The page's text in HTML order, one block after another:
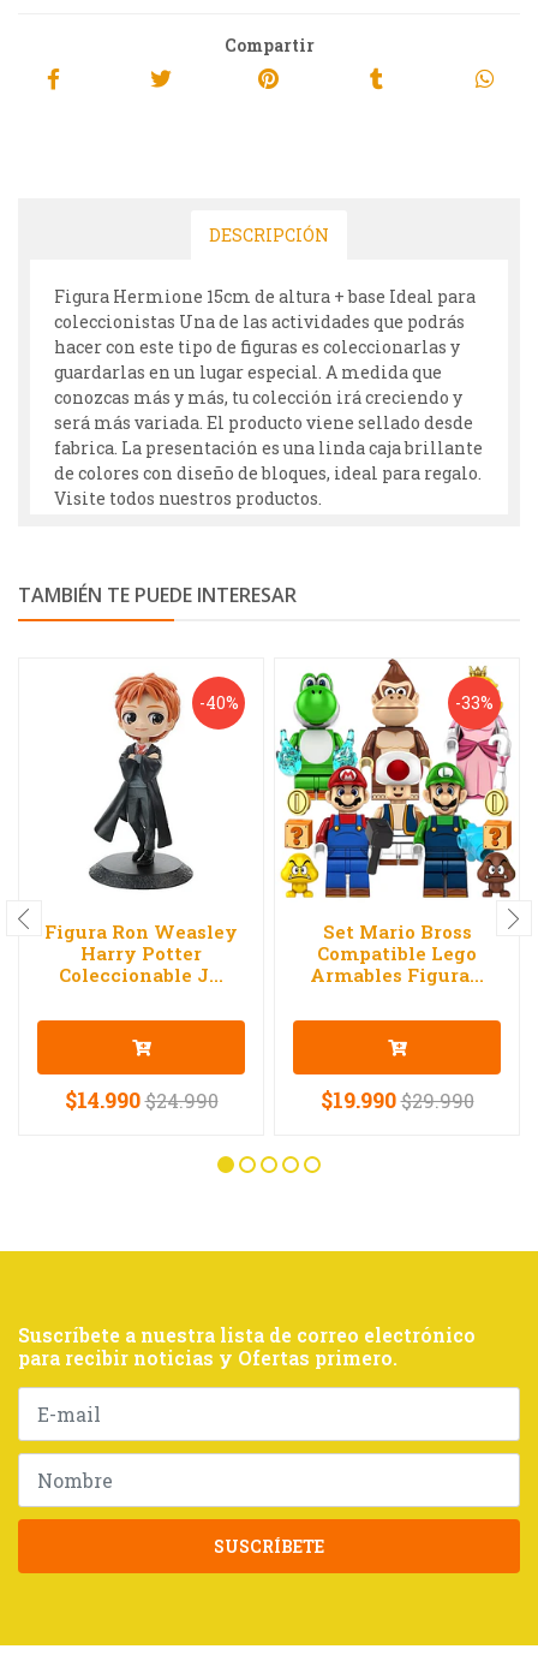
Compartir
DESCRIPCIÓN
Figura Hermione 15cm de altura + base Ideal para
coleccionistas Una de las actividades que podrás
hacer con este tipo de figuras es coleccionarlas y
guardarlas en un lugar especial. A medida que
conozcas más y más, tu colección irá creciendo y
será más variada. El producto viene sellado desde
fabrica. La presentación es una linda caja brillante
de colores con diseño de bloques, ideal para regalo.
Visite todos nuestros productos.
TAMBIÉN TE PUEDE INTERESAR
-40%
Figura Ron Weasley
Harry Potter
Coleccionable J...
$14.990$24.990
-33%
Set Mario Bross
Compatible Lego
Armables Figura...
$19.990$29.990
Suscríbete a nuestra lista de correo electrónico
para recibir noticias y Ofertas primero.
SUSCRÍBETE